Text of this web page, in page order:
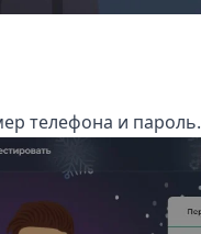
телефона и пароль.